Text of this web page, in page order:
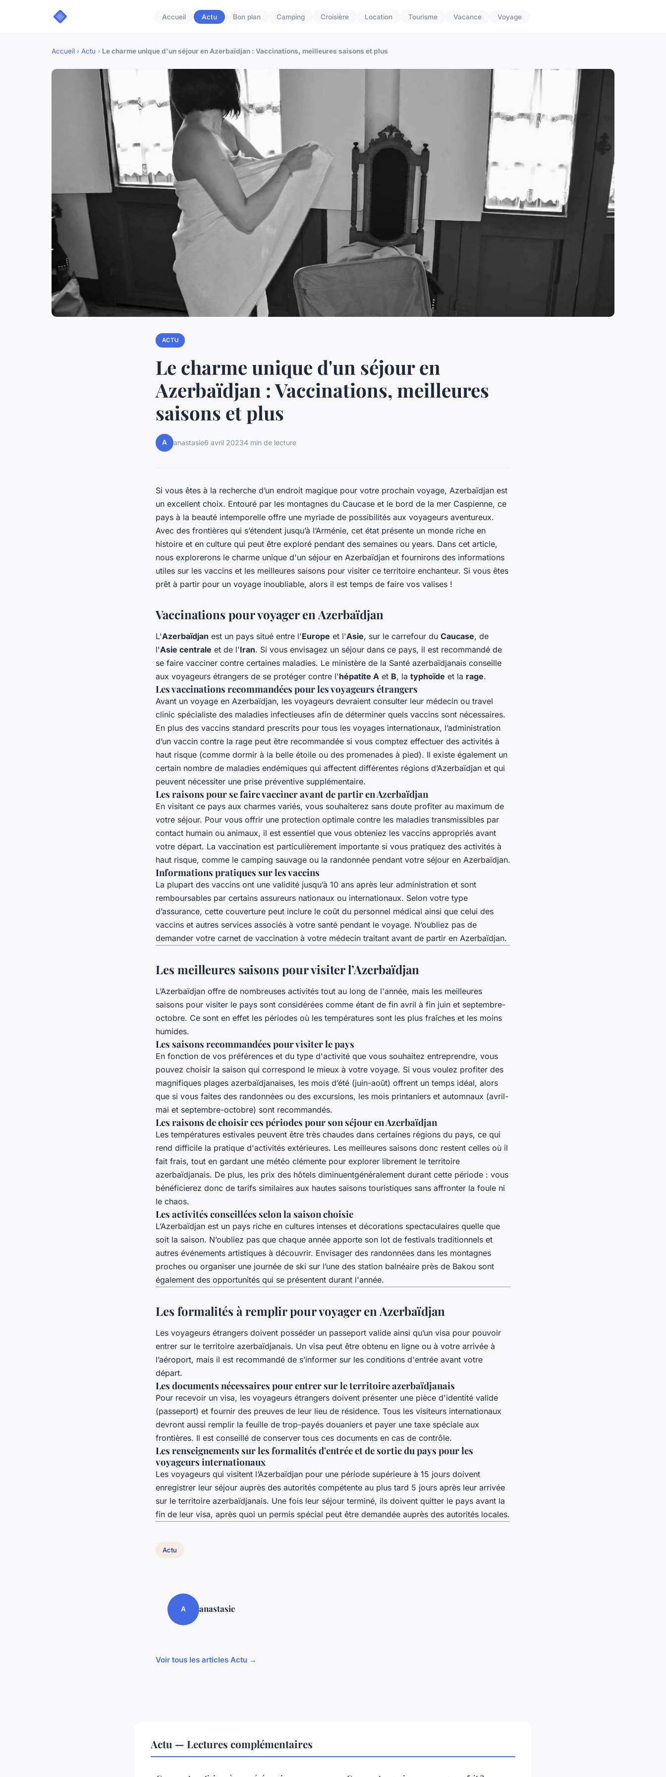
Accueil Actu Bon plan Camping Croisière Location Tourisme Vacance Voyage
Accueil › Actu › Le charme unique d'un séjour en Azerbaïdjan : Vaccinations, meilleures saisons et plus
ACTU
Le charme unique d'un séjour en
Azerbaïdjan : Vaccinations, meilleures
saisons et plus
A anastasie6 avril 20234 min de lecture
Si vous êtes à la recherche d’un endroit magique pour votre prochain voyage, Azerbaïdjan est
un excellent choix. Entouré par les montagnes du Caucase et le bord de la mer Caspienne, ce
pays à la beauté intemporelle offre une myriade de possibilités aux voyageurs aventureux.
Avec des frontières qui s’étendent jusqu’à l’Arménie, cet état présente un monde riche en
histoire et en culture qui peut être exploré pendant des semaines ou years. Dans cet article,
nous explorerons le charme unique d'un séjour en Azerbaïdjan et fournirons des informations
utiles sur les vaccins et les meilleures saisons pour visiter ce territoire enchanteur. Si vous êtes
prêt à partir pour un voyage inoubliable, alors il est temps de faire vos valises !
Vaccinations pour voyager en Azerbaïdjan
L'Azerbaïdjan est un pays situé entre l'Europe et l'Asie, sur le carrefour du Caucase, de
l'Asie centrale et de l'Iran. Si vous envisagez un séjour dans ce pays, il est recommandé de
se faire vacciner contre certaines maladies. Le ministère de la Santé azerbaïdjanais conseille
aux voyageurs étrangers de se protéger contre l'hépatite A et B, la typhoïde et la rage.
Les vaccinations recommandées pour les voyageurs étrangers
Avant un voyage en Azerbaïdjan, les voyageurs devraient consulter leur médecin ou travel
clinic spécialiste des maladies infectieuses afin de déterminer quels vaccins sont nécessaires.
En plus des vaccins standard prescrits pour tous les voyages internationaux, l’administration
d’un vaccin contre la rage peut être recommandée si vous comptez effectuer des activités à
haut risque (comme dormir à la belle étoile ou des promenades à pied). Il existe également un
certain nombre de maladies endémiques qui affectent différentes régions d’Azerbaïdjan et qui
peuvent nécessiter une prise préventive supplémentaire.
Les raisons pour se faire vacciner avant de partir en Azerbaïdjan
En visitant ce pays aux charmes variés, vous souhaiterez sans doute profiter au maximum de
votre séjour. Pour vous offrir une protection optimale contre les maladies transmissibles par
contact humain ou animaux, il est essentiel que vous obteniez les vaccins appropriés avant
votre départ. La vaccination est particulièrement importante si vous pratiquez des activités à
haut risque, comme le camping sauvage ou la randonnée pendant votre séjour en Azerbaïdjan.
Informations pratiques sur les vaccins
La plupart des vaccins ont une validité jusqu’à 10 ans après leur administration et sont
remboursables par certains assureurs nationaux ou internationaux. Selon votre type
d’assurance, cette couverture peut inclure le coût du personnel médical ainsi que celui des
vaccins et autres services associés à votre santé pendant le voyage. N’oubliez pas de
demander votre carnet de vaccination à votre médecin traitant avant de partir en Azerbaïdjan.
Les meilleures saisons pour visiter l’Azerbaïdjan
L’Azerbaïdjan offre de nombreuses activités tout au long de l'année, mais les meilleures
saisons pour visiter le pays sont considérées comme étant de fin avril à fin juin et septembre-
octobre. Ce sont en effet les périodes où les températures sont les plus fraîches et les moins
humides.
Les saisons recommandées pour visiter le pays
En fonction de vos préférences et du type d'activité que vous souhaitez entreprendre, vous
pouvez choisir la saison qui correspond le mieux à votre voyage. Si vous voulez profiter des
magnifiques plages azerbaïdjanaises, les mois d’été (juin-août) offrent un temps idéal, alors
que si vous faites des randonnées ou des excursions, les mois printaniers et automnaux (avril-
mai et septembre-octobre) sont recommandés.
Les raisons de choisir ces périodes pour son séjour en Azerbaïdjan
Les températures estivales peuvent être très chaudes dans certaines régions du pays, ce qui
rend difficile la pratique d'activités extérieures. Les meilleures saisons donc restent celles où il
fait frais, tout en gardant une météo clémente pour explorer librement le territoire
azerbaïdjanais. De plus, les prix des hôtels diminuentgénéralement durant cette période : vous
bénéficierez donc de tarifs similaires aux hautes saisons touristiques sans affronter la foule ni
le chaos.
Les activités conseillées selon la saison choisie
L’Azerbaïdjan est un pays riche en cultures intenses et décorations spectaculaires quelle que
soit la saison. N’oubliez pas que chaque année apporte son lot de festivals traditionnels et
autres événements artistiques à découvrir. Envisager des randonnées dans les montagnes
proches ou organiser une journée de ski sur l’une des station balnéaire près de Bakou sont
également des opportunités qui se présentent durant l'année.
Les formalités à remplir pour voyager en Azerbaïdjan
Les voyageurs étrangers doivent posséder un passeport valide ainsi qu’un visa pour pouvoir
entrer sur le territoire azerbaïdjanais. Un visa peut être obtenu en ligne ou à votre arrivée à
l’aéroport, mais il est recommandé de s’informer sur les conditions d'entrée avant votre
départ.
Les documents nécessaires pour entrer sur le territoire azerbaïdjanais
Pour recevoir un visa, les voyageurs étrangers doivent présenter une pièce d'identité valide
(passeport) et fournir des preuves de leur lieu de résidence. Tous les visiteurs internationaux
devront aussi remplir la feuille de trop-payés douaniers et payer une taxe spéciale aux
frontières. Il est conseillé de conserver tous ces documents en cas de contrôle.
Les renseignements sur les formalités d'entrée et de sortie du pays pour les
voyageurs internationaux
Les voyageurs qui visitent l’Azerbaïdjan pour une période supérieure à 15 jours doivent
enregistrer leur séjour auprès des autorités compétente au plus tard 5 jours après leur arrivée
sur le territoire azerbaïdjanais. Une fois leur séjour terminé, ils doivent quitter le pays avant la
fin de leur visa, après quoi un permis spécial peut être demandée auprès des autorités locales.
Actu
A anastasie
Voir tous les articles Actu →
Actu — Lectures complémentaires